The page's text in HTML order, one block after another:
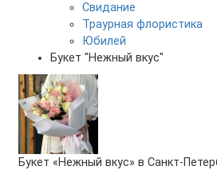
Свидание
Траурная флористика
Юбилей
Букет "Нежный вкус"
Букет «Нежный вкус» в Санкт-